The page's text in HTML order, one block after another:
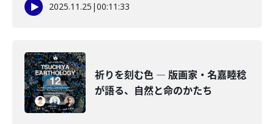
2025.11.25 |00:11:33
祈りを刻む色 ― 版画家・名嘉睦稔
が語る、自然と命のかたち